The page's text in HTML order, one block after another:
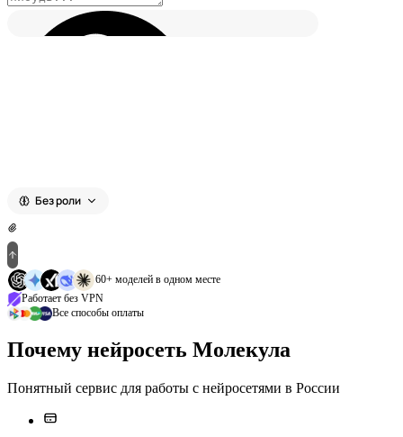
Без роли
60+ моделей в одном месте
Работает без VPN
Все способы оплаты
Почему нейросеть Молекула
Понятный сервис для работы с нейросетями в России